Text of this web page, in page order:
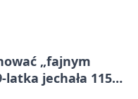
„fajnym
latka jechała 115